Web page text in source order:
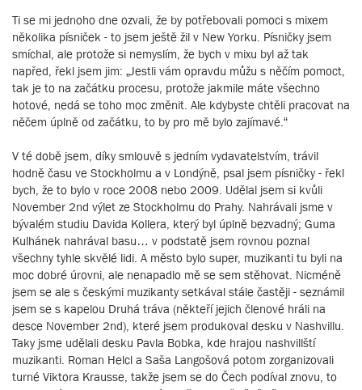
Ti se mi jednoho dne ozvali, že by potřebovali pomoci s mixem
několika písniček - to jsem ještě žil v New Yorku. Písničky jsem
smíchal, ale protože si nemyslím, že bych v mixu byl až tak
napřed, řekl jsem jim: „Jestli vám opravdu můžu s něčím pomoct,
tak je to na začátku procesu, protože jakmile máte všechno
hotové, nedá se toho moc změnit. Ale kdybyste chtěli pracovat na
něčem úplně od začátku, to by pro mě bylo zajímavé.“
V té době jsem, díky smlouvě s jedním vydavatelstvím, trávil
hodně času ve Stockholmu a v Londýně, psal jsem písničky - řekl
bych, že to bylo v roce 2008 nebo 2009. Udělal jsem si kvůli
November 2nd výlet ze Stockholmu do Prahy. Nahrávali jsme v
bývalém studiu Davida Kollera, který byl úplně bezvadný; Guma
Kulhánek nahrával basu… v podstatě jsem rovnou poznal
všechny tyhle skvělé lidi. A město bylo super, muzikanti tu byli na
moc dobré úrovni, ale nenapadlo mě se sem stěhovat. Nicméně
jsem se ale s českými muzikanty setkával stále častěji - seznámil
jsem se s kapelou Druhá tráva (někteří jejich členové hráli na
desce November 2nd), které jsem produkoval desku v Nashvillu.
Taky jsme udělali desku Pavla Bobka, kde hrajou nashvillští
muzikanti. Roman Helcl a Saša Langošová potom zorganizovali
turné Viktora Krausse, takže jsem se do Čech podíval znovu, to